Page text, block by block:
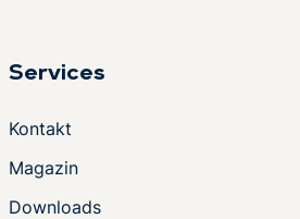
Services
Kontakt
Magazin
Downloads